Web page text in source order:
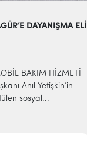
DAYANIŞMA ELİ
BAKIM HİZMETİ
Anıl Yetişkin’in
sosyal...